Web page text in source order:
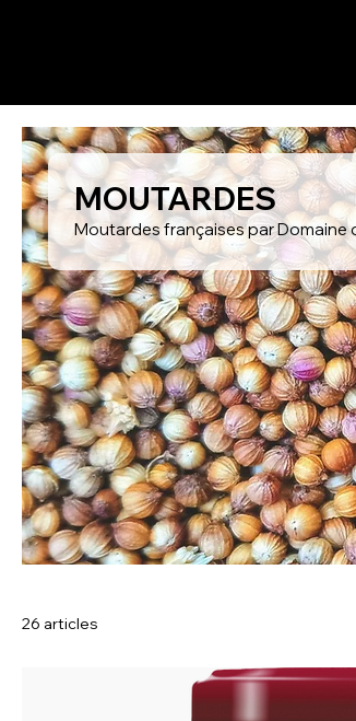
MOUTARDES
Moutardes françaises par Domaine
26 articles